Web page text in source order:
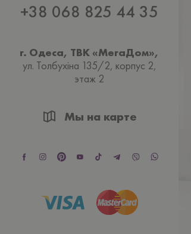
+38 068 825 44 35
г. Одеса, ТВК «МегаДом»,
ул. Толбухiна 135/2, корпус 2,
этаж 2
Мы на карте